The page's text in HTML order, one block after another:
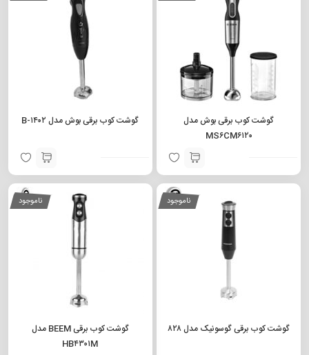
گوشت کوب برقی بوش مدل
MS۶CM۶۱۲۰
گوشت کوب برقی بوش مدل B-۱۴۰۲
ناموجود
گوشت کوب برقی گوسونیک مدل ۸۲۸
ناموجود
گوشت کوب برقی BEEM مدل
HB۴۳۰۱M